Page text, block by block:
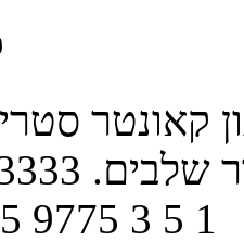
קאונטר
שלבים.
9775 3 5 1